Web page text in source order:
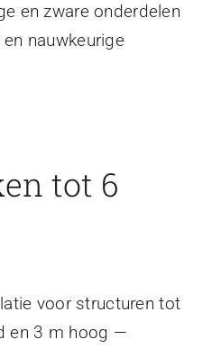
en zware onderdelen
nauwkeurige
tot 6
voor structuren tot
en 3 m hoog —